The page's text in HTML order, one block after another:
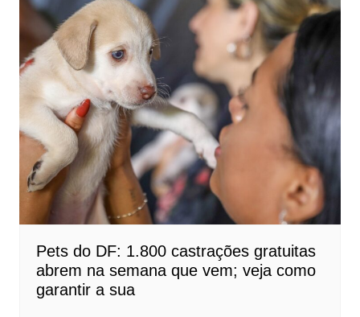
Pets do DF: 1.800 castrações gratuitas
abrem na semana que vem; veja como
garantir a sua